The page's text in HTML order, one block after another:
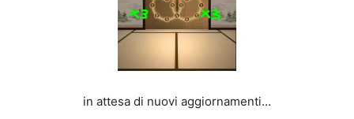
in attesa di nuovi aggiornamenti…